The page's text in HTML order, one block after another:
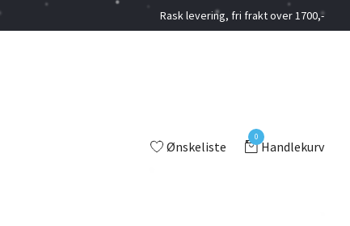
Rask levering, fri frakt over 1700,-
Ønskeliste
0
Handlekurv